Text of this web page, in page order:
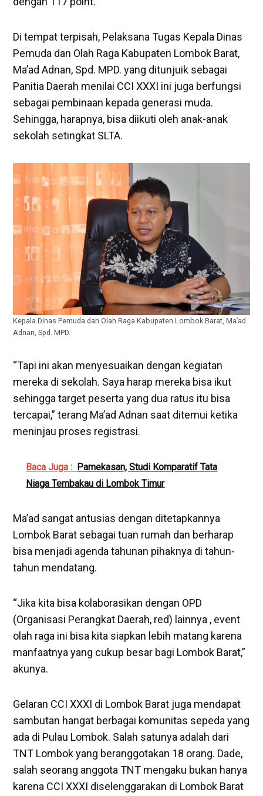
Di tempat terpisah, Pelaksana Tugas Kepala Dinas
Pemuda dan Olah Raga Kabupaten Lombok Barat,
Ma’ad Adnan, Spd. MPD. yang ditunjuik sebagai
Panitia Daerah menilai CCI XXXI ini juga berfungsi
sebagai pembinaan kepada generasi muda.
Sehingga, harapnya, bisa diikuti oleh anak-anak
sekolah setingkat SLTA.
Kepala Dinas Pemuda dan Olah Raga Kabupaten Lombok Barat, Ma’ad
Adnan, Spd. MPD.
“Tapi ini akan menyesuaikan dengan kegiatan
mereka di sekolah. Saya harap mereka bisa ikut
sehingga target peserta yang dua ratus itu bisa
tercapai,” terang Ma’ad Adnan saat ditemui ketika
meninjau proses registrasi.
Baca Juga : Pamekasan, Studi Komparatif Tata
Niaga Tembakau di Lombok Timur
Ma’ad sangat antusias dengan ditetapkannya
Lombok Barat sebagai tuan rumah dan berharap
bisa menjadi agenda tahunan pihaknya di tahun-
tahun mendatang.
“Jika kita bisa kolaborasikan dengan OPD
(Organisasi Perangkat Daerah, red) lainnya , event
olah raga ini bisa kita siapkan lebih matang karena
manfaatnya yang cukup besar bagi Lombok Barat,”
akunya.
Gelaran CCI XXXI di Lombok Barat juga mendapat
sambutan hangat berbagai komunitas sepeda yang
ada di Pulau Lombok. Salah satunya adalah dari
TNT Lombok yang beranggotakan 18 orang. Dade,
salah seorang anggota TNT mengaku bukan hanya
karena CCI XXXI diselenggarakan di Lombok Barat